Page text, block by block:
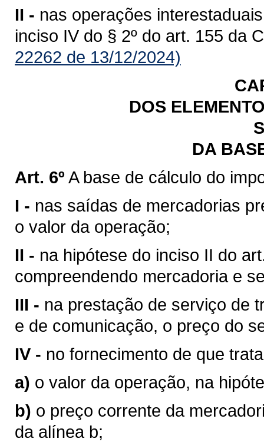
II - nas operações
inciso IV do § 2º do art. 155 da
22262 de 13/12/2024)
DOS
DA
Art. 6º A base de cálculo do
I - nas saídas de mercadorias
o valor da operação;
II - na hipótese do inciso II do
compreendendo mercadoria e
III - na prestação de serviço de
e de comunicação, o preço do
IV - no fornecimento de que
a) o valor da operação, na
b) o preço corrente da
da alínea b;